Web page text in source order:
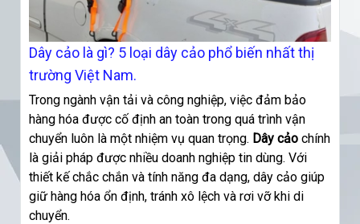
Dây cảo là gì? 5 loại dây cảo phổ biến nhất thị
trường Việt Nam.
Trong ngành vận tải và công nghiệp, việc đảm bảo
hàng hóa được cố định an toàn trong quá trình vận
chuyển luôn là một nhiệm vụ quan trọng. Dây cảo chính
là giải pháp được nhiều doanh nghiệp tin dùng. Với
thiết kế chắc chắn và tính năng đa dạng, dây cảo giúp
giữ hàng hóa ổn định, tránh xô lệch và rơi vỡ khi di
chuyển.